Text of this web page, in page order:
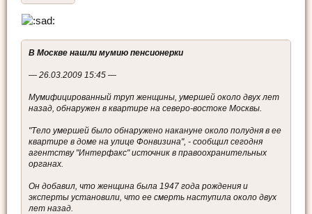
В Москве нашли мумию пенсионерки
— 26.03.2009 15:45 —
Мумифицированный труп женщины, умершей около двух лет
назад, обнаружен в квартире на северо-востоке Москвы.
"Тело умершей было обнаружено накануне около полудня в ее
квартире в доме на улице Фонвизина", - сообщил сегодня
агентству "Интерфакс" источник в правоохранительных
органах.
Он добавил, что женщина была 1947 года рождения и
эксперты установили, что ее смерть наступила около двух
лет назад.